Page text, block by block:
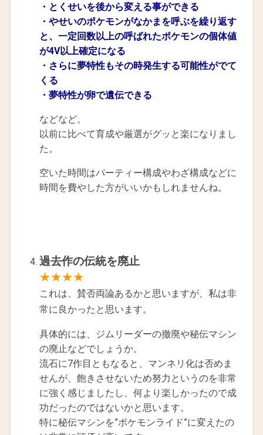
・とくせいを後から変える事ができる
・やせいのポケモンがなかまを呼ぶを繰り返す
と、一定回数以上の呼ばれたポケモンの個体値
が4V以上確定になる
・さらに夢特性もその時発生する可能性がでて
くる
・夢特性が卵で遺伝できる
などなど。
以前に比べて育成や厳選がグッと楽になりまし
た。
空いた時間はパーティー構成やわざ構成などに
時間を費やした方がいいかもしれませんね。
過去作の伝統を廃止
★★★★
これは、賛否両論あるかと思いますが、私は非
常に良かったと思います。
具体的には、ジムリーダーの撤廃や秘伝マシン
の廃止などでしょうか。
流石に7作目ともなると、マンネリ化は否めま
せんが、飽きさせないため努力というのを非常
に強く感じましたし、何より楽しかったので成
功だったのではないかと思います。
特に秘伝マシンを”ポケモンライド”に変えたの